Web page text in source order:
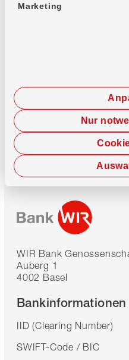
Marketing
Nur
Jetzt chatten
WIR Bank
Auberg 1
4002 Basel
Bankinformationen
IID (Clearing Number)
SWIFT-Code / BIC